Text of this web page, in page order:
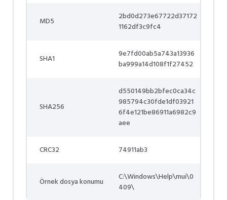
MD5
2bd0d273e67722d37172
1162df3c9fc4
SHA1
9e7fd00ab5a743a13936
ba999a14d108f1f27452
SHA256
d550149bb2bfec0ca34c
985794c30fde1df03921
6f4e121be86911a6982c9
aee
CRC32 74911ab3
Örnek dosya konumu
C:\Windows\Help\mui\0
409\